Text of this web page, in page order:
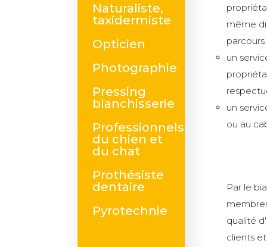
Naturaliste,
taxidermiste
Opticien
Photographie
Pressing
blanchisserie
Professionnels
du chien et
du chat
Prothésiste
dentaire
Pyrotechnie
même
un
un
ou au
Par le
qualité
clients